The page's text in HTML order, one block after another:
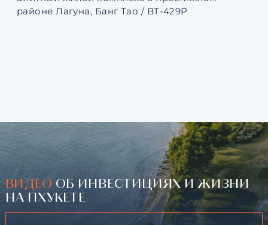
районе Лагуна, Банг Тао / BT-429P
ВИДЕО ОБ ИНВЕСТИЦИЯХ И ЖИЗНИ
НА ПХУКЕТЕ